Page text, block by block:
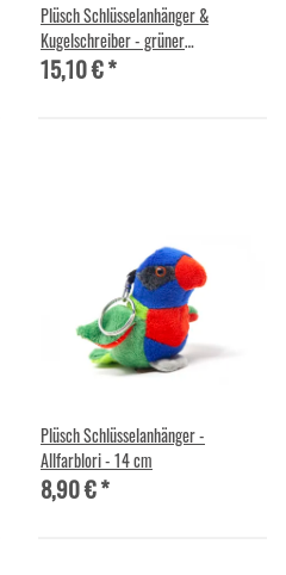
Plüsch Schlüsselanhänger &
Kugelschreiber - grüner
Wellensittich
15,10 €*
Plüsch Schlüsselanhänger -
Allfarblori - 14 cm
8,90 €*